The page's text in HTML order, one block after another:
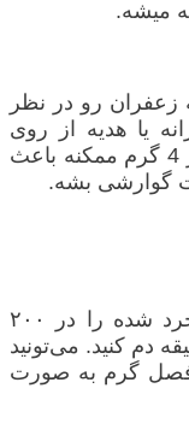
زعفران رو در نظر
یا هدیه از روی
سایت سفارش بدین . مصرف بیشتر از 4 گرم ممکنه باعث
گوارشی بشه.
شده را در
۲۰۰
دم کنید. می‌تونید
فصل گرم به صورت